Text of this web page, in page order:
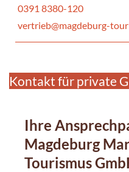
0391 8380-120
vertrieb@magdeburg-
Kontakt für private
Ihre
Magdeburg
Tourismus